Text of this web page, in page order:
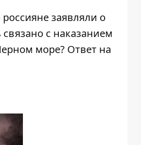
заявляли о
с наказанием
море? Ответ на